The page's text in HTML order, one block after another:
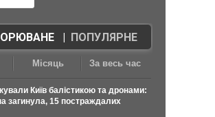
| ПОПУЛЯРНЕ
Місяць За весь час
Київ балістикою та дронами:
загинула, 15 постраждалих